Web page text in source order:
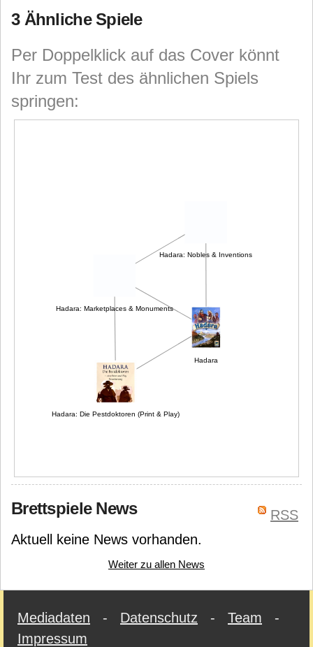
3 Ähnliche Spiele
Per Doppelklick auf das Cover könnt
Ihr zum Test des ähnlichen Spiels
springen:
Hadara
Hadara: Nobles & Inventions
Hadara: Marketplaces & Monuments
Hadara: Die Pestdoktoren (Print & Play)
RSS
Brettspiele News
Aktuell keine News vorhanden.
Weiter zu allen News
Mediadaten - Datenschutz - Team -
Impressum